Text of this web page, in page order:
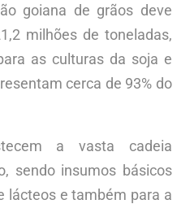
goiana de grãos deve
milhões de toneladas,
as culturas da soja e
cerca de 93% do
a vasta cadeia
sendo insumos básicos
lácteos e também para a